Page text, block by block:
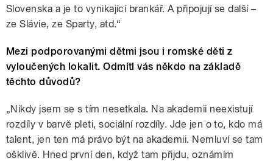
Slovenska a je to vynikající brankář. A připojují se další –
ze Slávie, ze Sparty, atd.“
Mezi podporovanými dětmi jsou i romské děti z
vyloučených lokalit. Odmítl vás někdo na základě
těchto důvodů?
„Nikdy jsem se s tím nesetkala. Na akademii neexistují
rozdíly v barvě pleti, sociální rozdíly. Jde jen o to, kdo má
talent, jen ten má právo být na akademii. Nemluví se tam
ošklivě. Hned první den, když tam přijdu, oznámím